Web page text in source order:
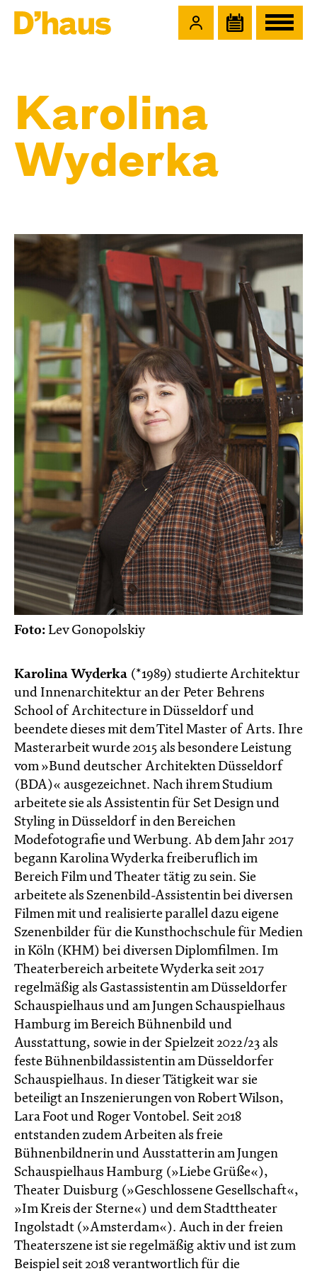
Karolina
Wyderka
Foto: Lev Gonopolskiy
Karolina Wyderka (*1989) studierte Architektur
und Innenarchitektur an der Peter Behrens
School of Architecture in Düsseldorf und
beendete dieses mit dem Titel Master of Arts. Ihre
Masterarbeit wurde 2015 als besondere Leistung
vom »Bund deutscher Architekten Düsseldorf
(BDA)« ausgezeichnet. Nach ihrem Studium
arbeitete sie als Assistentin für Set Design und
Styling in Düsseldorf in den Bereichen
Modefotografie und Werbung. Ab dem Jahr 2017
begann Karolina Wyderka freiberuflich im
Bereich Film und Theater tätig zu sein. Sie
arbeitete als Szenenbild-Assistentin bei diversen
Filmen mit und realisierte parallel dazu eigene
Szenenbilder für die Kunsthochschule für Medien
in Köln (KHM) bei diversen Diplomfilmen. Im
Theaterbereich arbeitete Wyderka seit 2017
regelmäßig als Gastassistentin am Düsseldorfer
Schauspielhaus und am Jungen Schauspielhaus
Hamburg im Bereich Bühnenbild und
Ausstattung, sowie in der Spielzeit 2022/23 als
feste Bühnenbildassistentin am Düsseldorfer
Schauspielhaus. In dieser Tätigkeit war sie
beteiligt an Inszenierungen von Robert Wilson,
Lara Foot und Roger Vontobel. Seit 2018
entstanden zudem Arbeiten als freie
Bühnenbildnerin und Ausstatterin am Jungen
Schauspielhaus Hamburg (»Liebe Grüße«),
Theater Duisburg (»Geschlossene Gesellschaft«,
»Im Kreis der Sterne«) und dem Stadttheater
Ingolstadt (»Amsterdam«). Auch in der freien
Theaterszene ist sie regelmäßig aktiv und ist zum
Beispiel seit 2018 verantwortlich für die